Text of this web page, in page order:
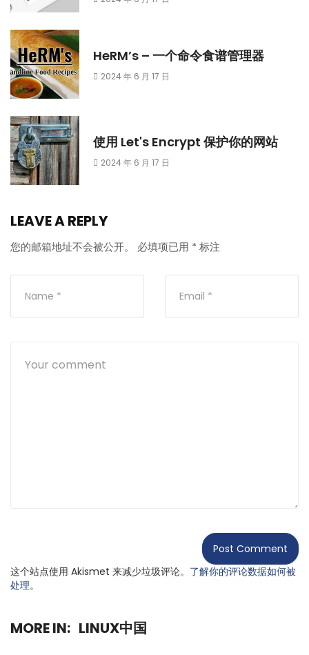
HeRM’s – 一个命令食谱管理器
2024 年 6 月 17 日
使用 Let's Encrypt 保护你的网站
2024 年 6 月 17 日
LEAVE A REPLY
您的邮箱地址不会被公开。 必填项已用 * 标注
这个站点使用 Akismet 来减少垃圾评论。 了解你的评论数据如何被
处理。
MORE IN: LINUX中国